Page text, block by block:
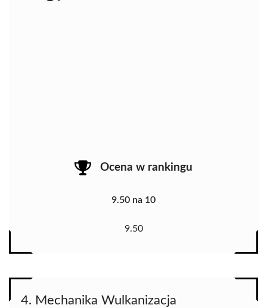
Ocena w rankingu
9.50 na 10
9.50
4. Mechanika Wulkanizacja